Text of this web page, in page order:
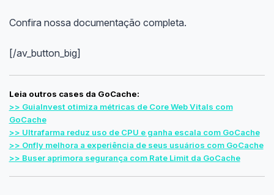
Confira nossa documentação completa.
[/av_button_big]
Leia outros cases da GoCache:
>> GuiaInvest otimiza métricas de Core Web Vitals com
GoCache
>> Ultrafarma reduz uso de CPU e ganha escala com GoCache
>> Onfly melhora a experiência de seus usuários com GoCache
>> Buser aprimora segurança com Rate Limit da GoCache